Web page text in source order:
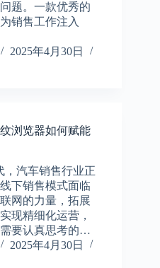
题。一款优秀的
销售工作注入
2025年4月30日
浏览器如何赋能
，汽车销售行业正
下销售模式面临
网的力量，拓展
现精细化运营，
要认真思考的…
2025年4月30日